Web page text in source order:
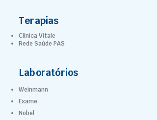
Terapias
Clínica Vitale
Rede Saúde PAS
Laboratórios
Weinmann
Exame
Nobel